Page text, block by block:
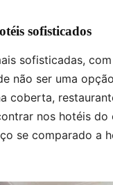
sofisticados
sofisticadas,
não ser uma
coberta,
nos hotéis do
se comparado a